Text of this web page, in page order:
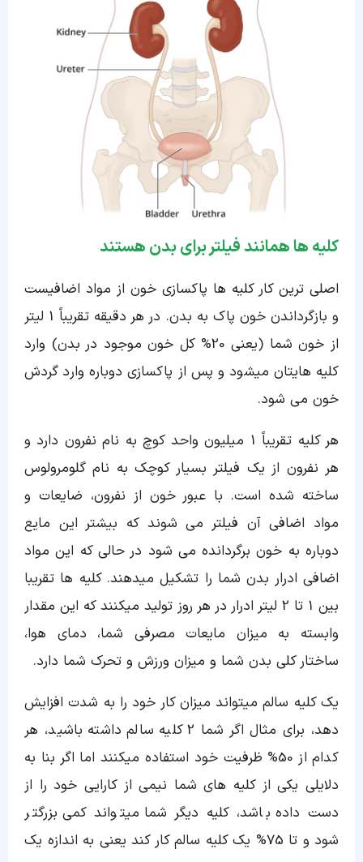
کلیه ها همانند فیلتر برای بدن هستند
اصلی ترین کار کلیه ها پاکسازی خون از مواد اضافیست
و بازگرداندن خون پاک به بدن. در هر دقیقه تقریباً 1 لیتر
از خون شما (یعنی 20% کل خون موجود در بدن) وارد
کلیه هایتان میشود و پس از پاکسازی دوباره وارد گردش
خون می شود.
هر کلیه تقریباً 1 میلیون واحد کوچ به نام نفرون دارد و
هر نفرون از یک فیلتر بسیار کوچک به نام گلومرولوس
ساخته شده است. با عبور خون از نفرون، ضایعات و
مواد اضافی آن فیلتر می شوند که بیشتر این مایع
دوباره به خون برگردانده می شود در حالی که این مواد
اضافی ادرار بدن شما را تشکیل میدهند. کلیه ها تقریبا
بین 1 تا 2 لیتر ادرار در هر روز تولید میکنند که این مقدار
وابسته به میزان مایعات مصرفی شما، دمای هوا،
ساختار کلی بدن شما و میزان ورزش و تحرک شما دارد.
یک کلیه سالم میتواند میزان کار خود را به شدت افزایش
دهد، برای مثال اگر شما 2 کلیه سالم داشته باشید، هر
کدام از 50% ظرفیت خود استفاده میکنند اما اگر بنا به
دلایلی یکی از کلیه های شما نیمی از کارایی خود را از
دست داده باشد، کلیه دیگر شما میتواند کمی بزرگتر
شود و تا 75% یک کلیه سالم کار کند یعنی به اندازه یک